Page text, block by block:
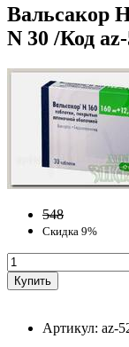
Вальсакор
N 30 /Код
548
Скидка 9%
Артикул: az-